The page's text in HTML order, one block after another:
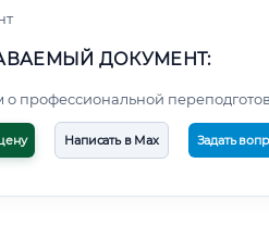
ДОКУМЕНТ:
о профессиональной
Написать в Max Задать